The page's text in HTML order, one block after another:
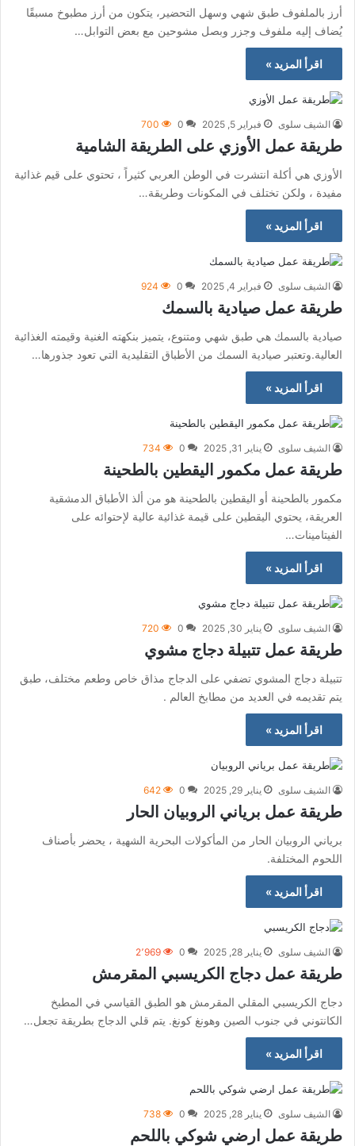
أرز بالملفوف طبق شهي وسهل التحضير، يتكون من أرز مطبوخ مسبقًا
يُضاف إليه ملفوف وجزر وبصل مشوحين مع بعض التوابل…
اقرأ المزيد »
الشيف سلوى فبراير 5, 2025 0
700
طريقة عمل الأوزي على الطريقة الشامية
الأوزي هي أكلة انتشرت في الوطن العربي كثيراً ، تحتوي على قيم غذائية
مفيدة ، ولكن تختلف في المكونات وطريقة…
اقرأ المزيد »
الشيف سلوى فبراير 4, 2025 0
924
طريقة عمل صيادية بالسمك
صيادية بالسمك هي طبق شهي ومتنوع، يتميز بنكهته الغنية وقيمته الغذائية
العالية.وتعتبر صيادية السمك من الأطباق التقليدية التي تعود جذورها…
اقرأ المزيد »
الشيف سلوى يناير 31, 2025 0
734
طريقة عمل مكمور اليقطين بالطحينة
مكمور بالطحينة أو اليقطين بالطحينة هو من ألذ الأطباق الدمشقية
العريقة، يحتوي اليقطين على قيمة غذائية عالية لإحتوائه على
الفيتامينات…
اقرأ المزيد »
الشيف سلوى يناير 30, 2025 0
720
طريقة عمل تتبيلة دجاج مشوي
تتبيلة دجاج المشوي تضفي على الدجاج مذاق خاص وطعم مختلف، طبق
يتم تقديمه في العديد من مطابخ العالم .
اقرأ المزيد »
الشيف سلوى يناير 29, 2025 0
642
طريقة عمل برياني الروبيان الحار
برياني الروبيان الحار من المأكولات البحرية الشهية ، يحضر بأصناف
اللحوم المختلفة.
اقرأ المزيد »
الشيف سلوى يناير 28, 2025 0 2٬969
طريقة عمل دجاج الكريسبي المقرمش
دجاج الكريسبي المقلي المقرمش هو الطبق القياسي في المطبخ
الكانتوني في جنوب الصين وهونغ كونغ. يتم قلي الدجاج بطريقة تجعل…
اقرأ المزيد »
الشيف سلوى يناير 28, 2025 0
738
طريقة عمل ارضي شوكي باللحم